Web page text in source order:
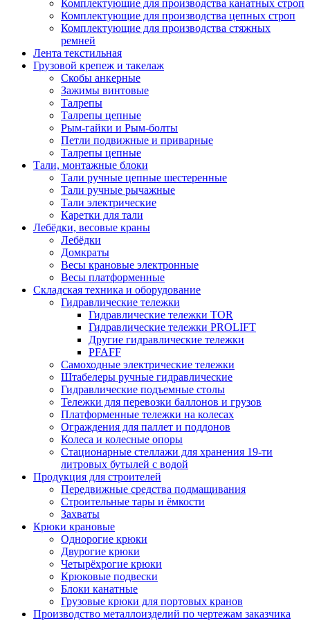
Комплектующие для производства канатных строп
Комплектующие для производства цепных строп
Комплектующие для производства стяжных
ремней
Лента текстильная
Грузовой крепеж и такелаж
Скобы анкерные
Зажимы винтовые
Талрепы
Талрепы цепные
Рым-гайки и Рым-болты
Петли подвижные и приварные
Талрепы цепные
Тали, монтажные блоки
Тали ручные цепные шестеренные
Тали ручные рычажные
Тали электрические
Каретки для тали
Лебёдки, весовые краны
Лебёдки
Домкраты
Весы крановые электронные
Весы платформенные
Складская техника и оборудование
Гидравлические тележки
Гидравлические тележки TOR
Гидравлические тележки PROLIFT
Другие гидравлические тележки
PFAFF
Самоходные электрические тележки
Штабелеры ручные гидравлические
Гидравлические подъемные столы
Тележки для перевозки баллонов и грузов
Платформенные тележки на колесах
Ограждения для паллет и поддонов
Колеса и колесные опоры
Стационарные стеллажи для хранения 19-ти
литровых бутылей с водой
Продукция для строителей
Передвижные средства подмащивания
Строительные тары и ёмкости
Захваты
Крюки крановые
Однорогие крюки
Двурогие крюки
Четырёхрогие крюки
Крюковые подвески
Блоки канатные
Грузовые крюки для портовых кранов
Производство металлоизделий по чертежам заказчика